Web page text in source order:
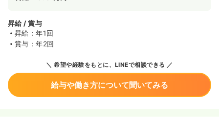
昇給 / 賞与
昇給：年1回
賞与：年2回
希望や経験をもとに、LINEで相談できる
給与や働き方について聞いてみる